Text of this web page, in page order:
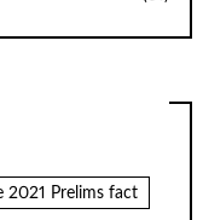
2021 Prelims fact